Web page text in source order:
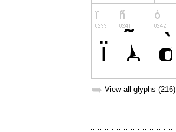
➥ View all glyphs (216)